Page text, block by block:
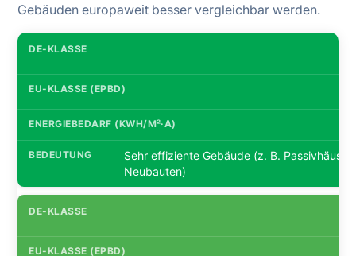
Gebäuden europaweit besser vergleichbar werden.
Sehr effiziente Gebäude (z. B.
Neubauten)